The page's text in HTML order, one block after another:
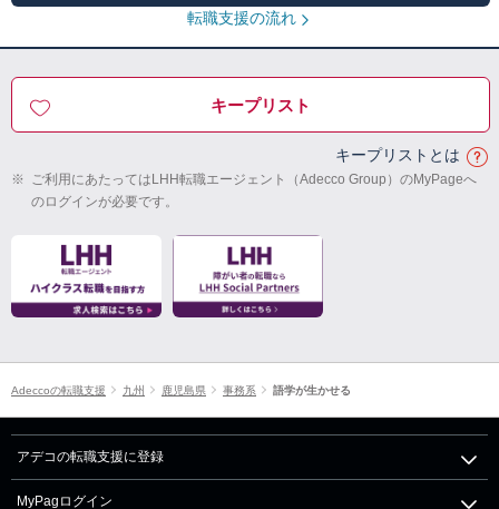
転職支援の流れ
キープリスト
キープリストとは
※ ご利用にあたってはLHH転職エージェント（Adecco Group）のMyPageへ
のログインが必要です。
Adeccoの転職支援 九州 鹿児島県 事務系 語学が生かせる
アデコの転職支援に登録
MyPagログイン